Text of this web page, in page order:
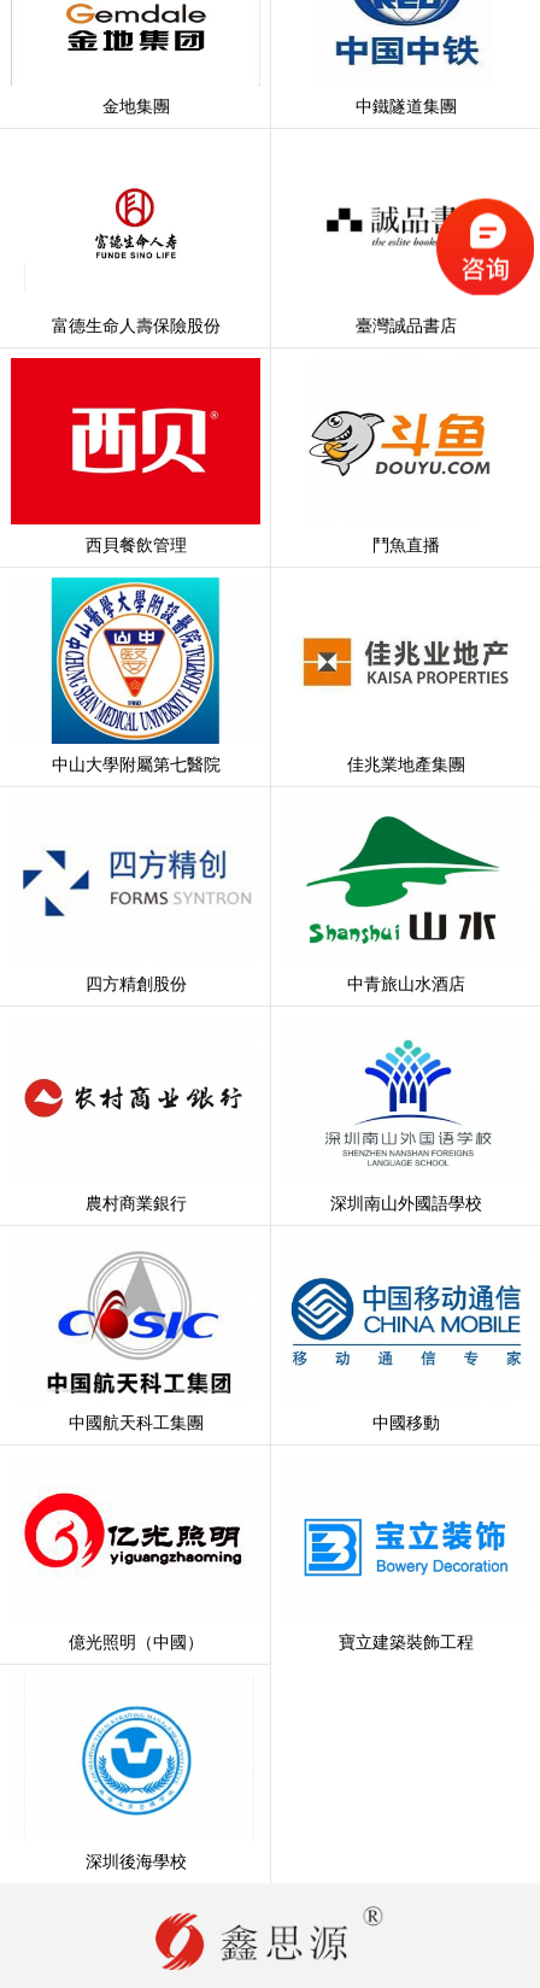
金地集團 中鐵隧道集團
富德生命人壽保險股份 臺灣誠品書店
西貝餐飲管理 鬥魚直播
中山大學附屬第七醫院 佳兆業地產集團
四方精創股份 中青旅山水酒店
農村商業銀行 深圳南山外國語學校
中國航天科工集團 中國移動
億光照明（中國） 寶立建築裝飾工程
深圳後海學校